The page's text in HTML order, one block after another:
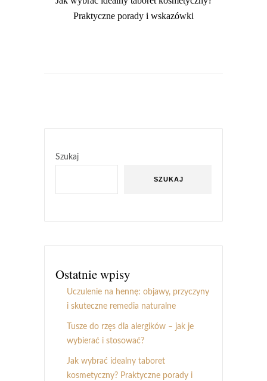
Praktyczne porady i wskazówki
Szukaj
SZUKAJ
Ostatnie wpisy
Uczulenie na hennę: objawy, przyczyny
i skuteczne remedia naturalne
Tusze do rzęs dla alergików – jak je
wybierać i stosować?
Jak wybrać idealny taboret
kosmetyczny? Praktyczne porady i